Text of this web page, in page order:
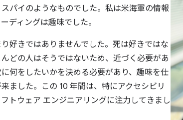
パイのようなものでした。私は米海軍の情報
ディングは趣味でした。
好きではありませんでした。死は好きではな
どの人はそうではないため、近づく必要があ
何をしたいかを決める必要があり、趣味を仕
ました。この 10 年間は、特にアクセシビリ
トウェア エンジニアリングに注力してきまし